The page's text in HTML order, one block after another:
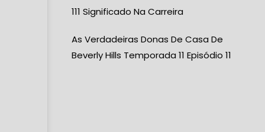
111 Significado Na Carreira
As Verdadeiras Donas De Casa De
Beverly Hills Temporada 11 Episódio 11